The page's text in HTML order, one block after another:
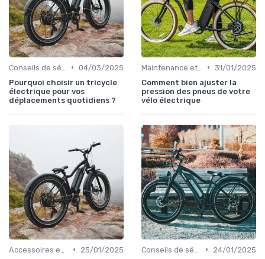
• 04/03/2025
Pourquoi choisir un tricycle
électrique pour vos
déplacements quotidiens ?
• 31/01/2025
Comment bien ajuster la
pression des pneus de votre
vélo électrique
•
25/01/2025
•
24/01/2025